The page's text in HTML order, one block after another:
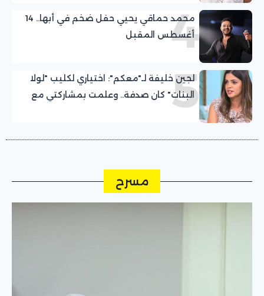
4
محمد حماقي يحيي حفل ضخم في أبها.. 14
أغسطس المقبل
5
لجين خليفة لـ"معكم": اختياري لكليب "لولا
البنات" كان صدفة.. وعلمت بمشاركتي مع
عمرو دياب قبل التصوير بيوم
مسرح